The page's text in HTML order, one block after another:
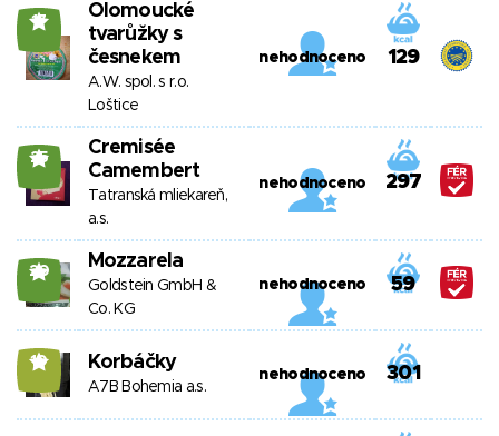
17
Olomoucké
tvarůžky s
česnekem
A.W. spol. s r.o.
Loštice
nehodnoceno 129
25
Cremisée
Camembert
Tatranská mliekareň,
a.s.
nehodnoceno 297
20 Mozzarela
Goldstein GmbH &
Co. KG
nehodnoceno 59
10 Korbáčky
A7B Bohemia a.s.
nehodnoceno 301